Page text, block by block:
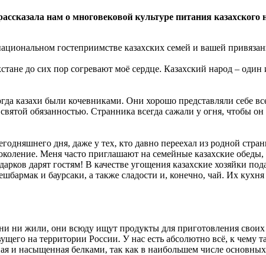
нам о многовековой культуре питания
гостеприимстве казахских семей и вашей
до сих пор согревают моё сердце. Казахский народ –
казахи были кочевниками. Они хорошо представляли себе
обязанностью. Странника всегда сажали у огня, чтобы
дня, даже у тех, кто давно переехал из родной
Меня часто приглашают на семейные казахские
дарят гостям! В качестве угощения казахские хозяйки
и баурсаки, а также сладости и, конечно, чай. Их
ни жили, они всюду ищут продукты для приготовления
на территории России. У нас есть абсолютно всё, к чему
и насыщенная белками, так как в наибольшем числе